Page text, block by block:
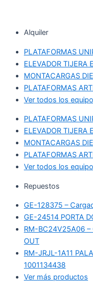
Alquiler
PLATAFORMAS
ELEVADOR TIJERA
MONTACARGAS
PLATAFORMAS
Ver todos los
PLATAFORMAS
ELEVADOR TIJERA
MONTACARGAS
PLATAFORMAS
Ver todos los
Repuestos
GE-128375 –
GE-24514 PORTA
RM-BC24V25A06 –
OUT
RM-JRJL-1A11
1001134438
Ver más productos